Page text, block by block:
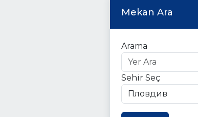
Mekan Ara
Arama
Sehir Seç